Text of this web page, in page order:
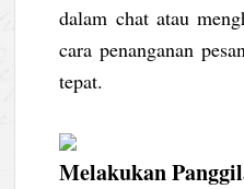
dalam chat atau
cara penanganan
tepat.
Melakukan